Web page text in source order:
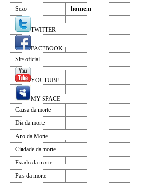
Sexo
homem
TWITTER
FACEBOOK
Site oficial
YOUTUBE
MY SPACE
Causa da morte
Dia da morte
Ano da Morte
Ciudade da morte
Estado da morte
Pais da morte